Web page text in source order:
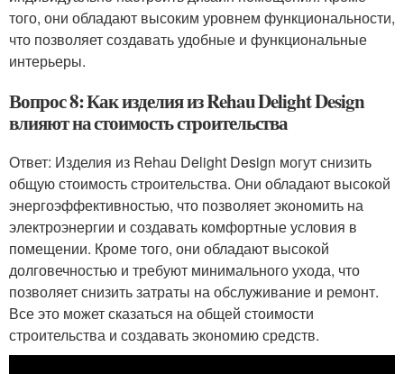
того, они обладают высоким уровнем функциональности,
что позволяет создавать удобные и функциональные
интерьеры.
Вопрос 8: Как изделия из Rehau Delight Design
влияют на стоимость строительства
Ответ: Изделия из Rehau Delight Design могут снизить
общую стоимость строительства. Они обладают высокой
энергоэффективностью, что позволяет экономить на
электроэнергии и создавать комфортные условия в
помещении. Кроме того, они обладают высокой
долговечностью и требуют минимального ухода, что
позволяет снизить затраты на обслуживание и ремонт.
Все это может сказаться на общей стоимости
строительства и создавать экономию средств.